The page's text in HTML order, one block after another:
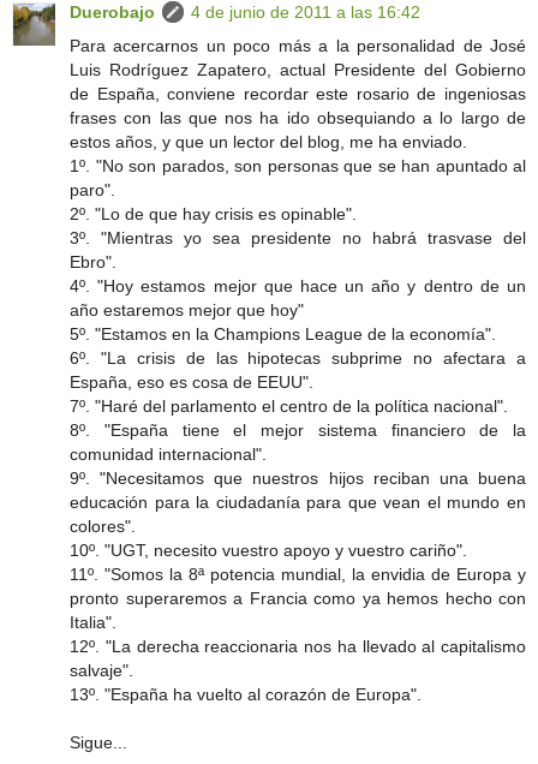
Duerobajo
4 de junio de 2011 a las 16:42
Para acercarnos un poco más a la personalidad de José
Luis Rodríguez Zapatero, actual Presidente del Gobierno
de España, conviene recordar este rosario de ingeniosas
frases con las que nos ha ido obsequiando a lo largo de
estos años, y que un lector del blog, me ha enviado.
1º. "No son parados, son personas que se han apuntado al
paro".
2º. "Lo de que hay crisis es opinable".
3º. "Mientras yo sea presidente no habrá trasvase del
Ebro".
4º. "Hoy estamos mejor que hace un año y dentro de un
año estaremos mejor que hoy"
5º. "Estamos en la Champions League de la economía".
6º. "La crisis de las hipotecas subprime no afectara a
España, eso es cosa de EEUU".
7º. "Haré del parlamento el centro de la política nacional".
8º. "España tiene el mejor sistema financiero de la
comunidad internacional".
9º. "Necesitamos que nuestros hijos reciban una buena
educación para la ciudadanía para que vean el mundo en
colores".
10º. "UGT, necesito vuestro apoyo y vuestro cariño".
11º. "Somos la 8ª potencia mundial, la envidia de Europa y
pronto superaremos a Francia como ya hemos hecho con
Italia".
12º. "La derecha reaccionaria nos ha llevado al capitalismo
salvaje".
13º. "España ha vuelto al corazón de Europa".
Sigue...